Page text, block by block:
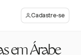
Cadastre-se
em Árabe